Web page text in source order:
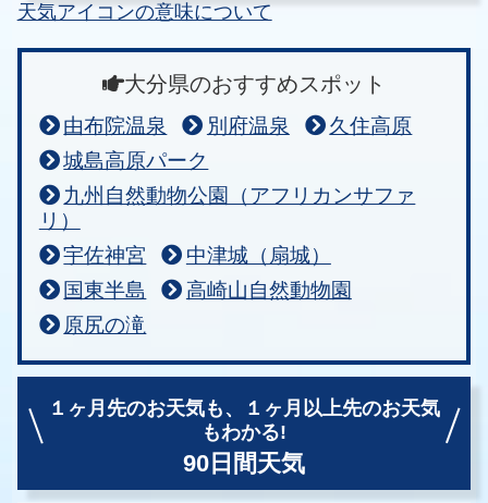
天気アイコンの意味について
大分県のおすすめスポット
由布院温泉 別府温泉
久住高原
城島高原パーク
九州自然動物公園（アフリカンサファ
リ）
宇佐神宮
中津城（扇城）
国東半島
高崎山自然動物園
原尻の滝
１ヶ月先のお天気も、
１ヶ月以上先のお天気
もわかる!
90日間天気